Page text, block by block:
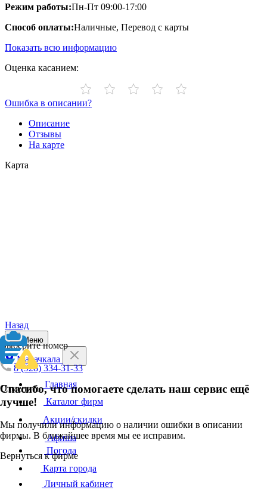
Режим работы:Пн-Пт 09:00-17:00
Способ оплаты:Наличные, Перевод с карты
Показать всю информацию
Оценка касанием:
Ошибка в описании?
Описание
Отзывы
На карте
Карта
Назад
Выберите номер
8 (928) 334-31-33
Отменить
Спасибо, что помогаете сделать наш сервис ещё
лучше!
Мы получили информацию о наличии ошибки в описании
фирмы. В ближайшее время мы ее исправим.
Вернуться к фирме
Меню
Махачкала
Главная
Каталог фирм
Акции/скидки
Афиша
Погода
Карта города
Личный кабинет